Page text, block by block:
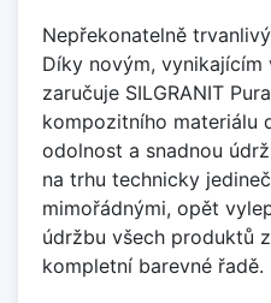
Nepřekonatelně
Díky novým, vynikajícím
zaručuje SILGRANIT
kompozitního materiálu
odolnost a snadnou
na trhu technicky
mimořádnými, opět
údržbu všech produktů
kompletní barevné řadě.